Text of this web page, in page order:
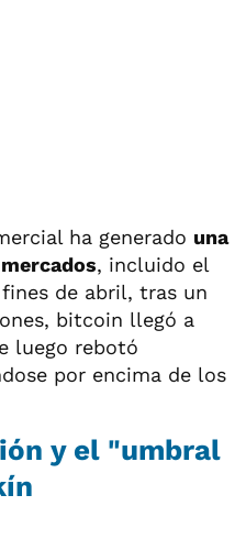
ha generado una
, incluido el
de abril, tras un
bitcoin llegó a
luego rebotó
por encima de los
y el "umbral